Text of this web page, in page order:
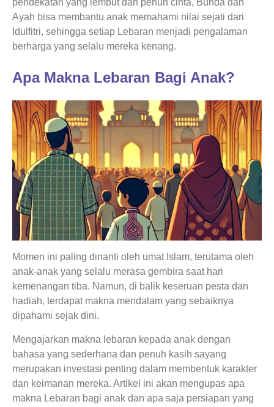
Ayah bisa membantu anak memahami nilai sejati dari
Idulfitri, sehingga setiap Lebaran menjadi pengalaman
berharga yang selalu mereka kenang.
Apa Makna Lebaran Bagi Anak?
Momen ini paling dinanti oleh umat Islam, terutama oleh
anak-anak yang selalu merasa gembira saat hari
kemenangan tiba. Namun, di balik keseruan pesta dan
hadiah, terdapat makna mendalam yang sebaiknya
dipahami sejak dini.
Mengajarkan makna lebaran kepada anak dengan
bahasa yang sederhana dan penuh kasih sayang
merupakan investasi penting dalam membentuk karakter
dan keimanan mereka. Artikel ini akan mengupas apa
makna Lebaran bagi anak dan apa saja persiapan yang